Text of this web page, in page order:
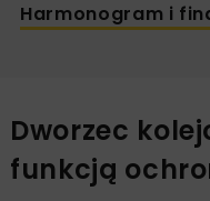
Harmonogram i
Dworzec
funkcją